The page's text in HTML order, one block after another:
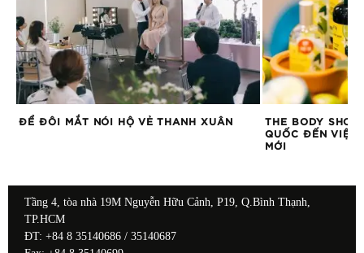
ĐỂ ĐÔI MẮT NÓI HỘ VẺ THANH XUÂN
THE BODY SHOP
QUỐC ĐẾN VIỆT
MỚI
Tầng 4, tòa nhà 19M Nguyễn Hữu Cảnh, P19, Q.Bình Thạnh,
TP.HCM
ĐT: +84 8 35140686 / 35140687